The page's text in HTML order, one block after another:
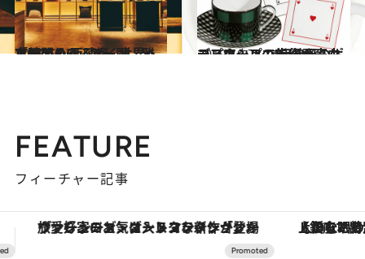
2019.10.21
京都のめくるめく世界へようこそ 西陣織「HOSOO」で一服、雅な時間
カルチャー 2019.10.7
ディオールの新作ホームコレクション 伊勢丹のポップアップで先行発売中
コミック ＆ エッセイ
FEATURE
フィーチャー記事
【銀座で出合う最旬美容】美髪ケアや上質な眠り…セルフケアのアップデートから、特別な名入れギフトまで。大人のための「ReFa GINZA」クルーズ